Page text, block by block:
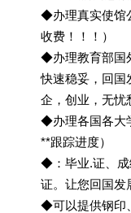
◆办理真实使馆
收费！！！）
◆办理教育部国
快速稳妥，回国
企，创业，无
◆办理各国各大
**跟踪进度）
◆：毕业.证、成
证。让您回国发
◆可以提供钢印